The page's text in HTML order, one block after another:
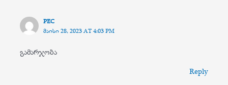
PEC
ᲛᲐᲘᲡᲘ 28, 2023 AT 4:03 PM
გამარჯობა
Reply